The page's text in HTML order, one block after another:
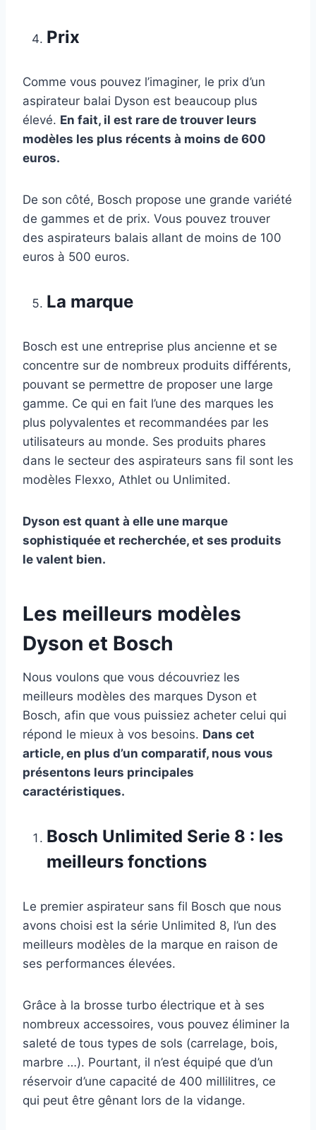
Prix
Comme vous pouvez l’imaginer, le prix d’un
aspirateur balai Dyson est beaucoup plus
élevé. En fait, il est rare de trouver leurs
modèles les plus récents à moins de 600
euros.
De son côté, Bosch propose une grande variété
de gammes et de prix. Vous pouvez trouver
des aspirateurs balais allant de moins de 100
euros à 500 euros.
La marque
Bosch est une entreprise plus ancienne et se
concentre sur de nombreux produits différents,
pouvant se permettre de proposer une large
gamme. Ce qui en fait l’une des marques les
plus polyvalentes et recommandées par les
utilisateurs au monde. Ses produits phares
dans le secteur des aspirateurs sans fil sont les
modèles Flexxo, Athlet ou Unlimited.
Dyson est quant à elle une marque
sophistiquée et recherchée, et ses produits
le valent bien.
Les meilleurs modèles
Dyson et Bosch
Nous voulons que vous découvriez les
meilleurs modèles des marques Dyson et
Bosch, afin que vous puissiez acheter celui qui
répond le mieux à vos besoins. Dans cet
article, en plus d’un comparatif, nous vous
présentons leurs principales
caractéristiques.
Bosch Unlimited Serie 8 : les
meilleurs fonctions
Le premier aspirateur sans fil Bosch que nous
avons choisi est la série Unlimited 8, l’un des
meilleurs modèles de la marque en raison de
ses performances élevées.
Grâce à la brosse turbo électrique et à ses
nombreux accessoires, vous pouvez éliminer la
saleté de tous types de sols (carrelage, bois,
marbre …). Pourtant, il n’est équipé que d’un
réservoir d’une capacité de 400 millilitres, ce
qui peut être gênant lors de la vidange.